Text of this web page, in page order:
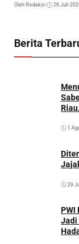
Oleh Redaksi• 26 Juli
Berita
Riau.
1
29
PWI
Jadi